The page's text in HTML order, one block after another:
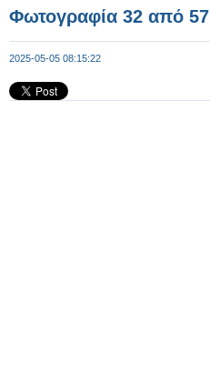
Φωτογραφία 32 από 57
2025-05-05 08:15:22